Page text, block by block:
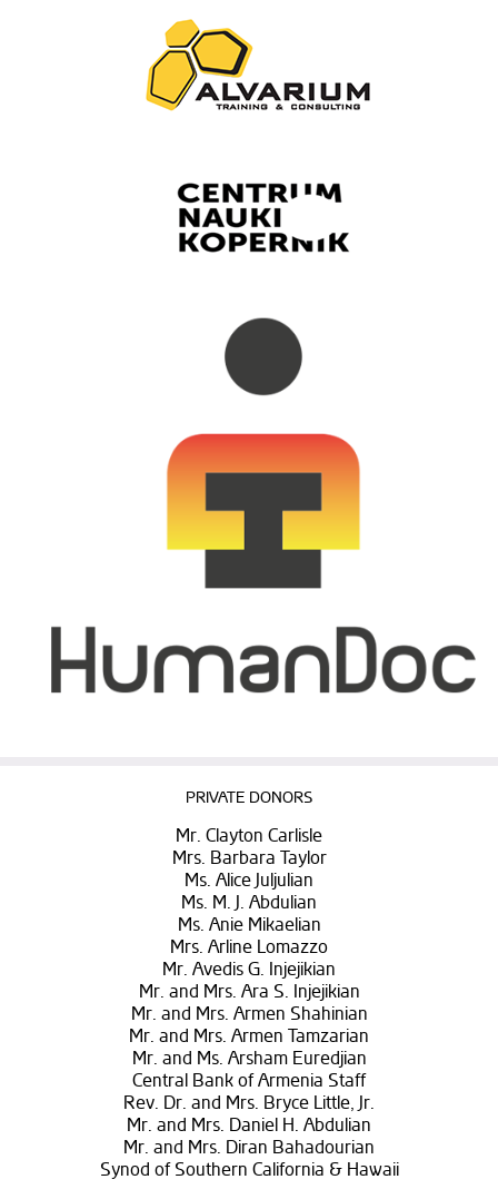
PRIVATE DONORS
Mr. Clayton Carlisle
Mrs. Barbara Taylor
Ms. Alice Juljulian
Ms. M. J. Abdulian
Ms. Anie Mikaelian
Mrs. Arline Lomazzo
Mr. Avedis G. Injejikian
Mr. and Mrs. Ara S. Injejikian
Mr. and Mrs. Armen Shahinian
Mr. and Mrs. Armen Tamzarian
Mr. and Ms. Arsham Euredjian
Central Bank of Armenia Staff
Rev. Dr. and Mrs. Bryce Little, Jr.
Mr. and Mrs. Daniel H. Abdulian
Mr. and Mrs. Diran Bahadourian
Synod of Southern California & Hawaii